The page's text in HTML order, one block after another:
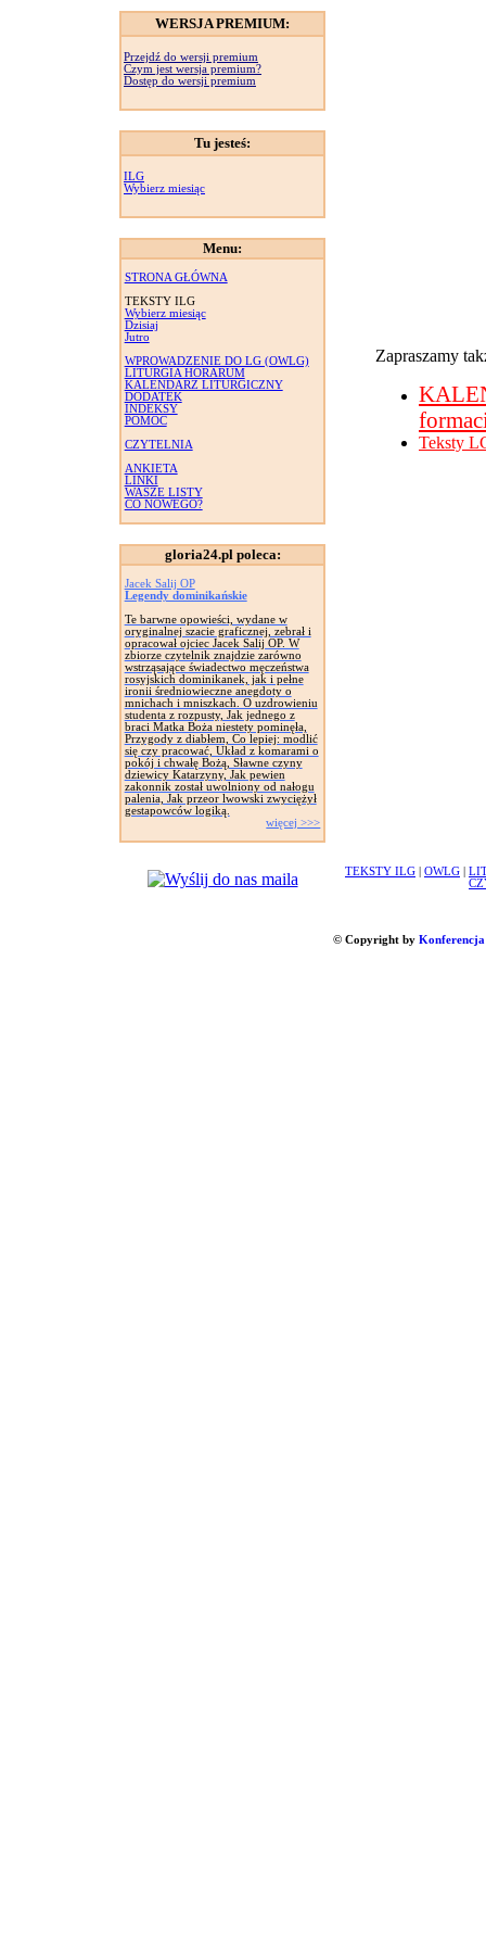
WERSJA PREMIUM:
Przejdź do wersji premium
Czym jest wersja premium?
Dostęp do wersji premium
Tu jesteś:
ILG
Wybierz miesiąc
Menu:
STRONA GŁÓWNA
TEKSTY ILG
Wybierz miesiąc
Dzisiaj
Jutro
WPROWADZENIE DO LG (OWLG)
LITURGIA HORARUM
KALENDARZ LITURGICZNY
DODATEK
INDEKSY
POMOC
CZYTELNIA
ANKIETA
LINKI
WASZE LISTY
CO NOWEGO?
gloria24.pl poleca:
Jacek Salij OP
Legendy dominikańskie
Te barwne opowieści, wydane w
oryginalnej szacie graficznej, zebrał i
opracował ojciec Jacek Salij OP. W
zbiorze czytelnik znajdzie zarówno
wstrząsające świadectwo męczeństwa
rosyjskich dominikanek, jak i pełne
ironii średniowieczne anegdoty o
mnichach i mniszkach. O uzdrowieniu
studenta z rozpusty, Jak jednego z
braci Matka Boża niestety pominęła,
Przygody z diabłem, Co lepiej: modlić
się czy pracować, Układ z komarami o
pokój i chwałę Bożą, Sławne czyny
dziewicy Katarzyny, Jak pewien
zakonnik został uwolniony od nałogu
palenia, Jak przeor lwowski zwyciężył
gestapowców logiką.
więcej >>>
Zapraszamy
Teksty
TEKSTY ILG OWLG
© Copyright by Konferencja